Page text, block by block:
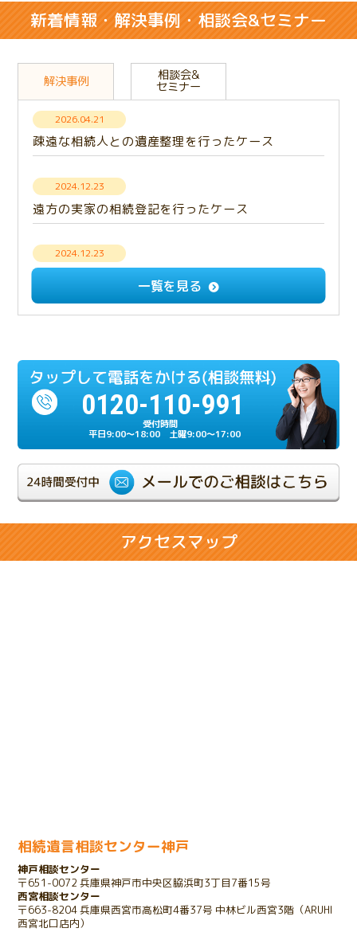
新着情報・解決事例・相談会&セミナー
解決事例
2026.04.21
疎遠な相続人との遺産整理を行ったケース
2024.12.23
遠方の実家の相続登記を行ったケース
2024.12.23
【解決事例】意思疎通できない相続人との遺産分
割・成年後見手続き
多額の負債を相続放棄したケース
2024.07.17
相続人の一人が重度の認知症だったケース
2024.06.21
相続が複雑化しやすい兄弟相続のケース
相続人同士の折り合いが悪いケース
2023.10.25
存在を知らない相続人が発覚したケース
一覧を見る
相談会&
セミナー
0120-110-991
平日9:00～18:00 土曜9:00～17:00
相続遺言相談センター神戸
神戸相談センター
〒651-0072 兵庫県神戸市中央区脇浜町3丁目7番15号
西宮相談センター
〒663-8204 兵庫県西宮市高松町4番37号 中林ビル西宮3階（ARUHI
西宮北口店内）
アクセスマップ